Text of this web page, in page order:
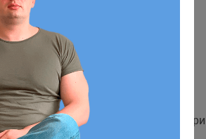
которые могут помочь вам при
ответ
с учетом